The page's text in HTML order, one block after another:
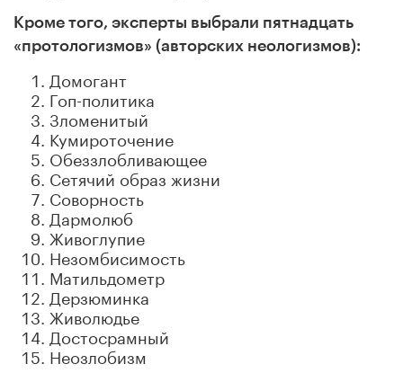
Кроме того, эксперты выбрали пятнадцать
«протологизмов» (авторских неологизмов):
Домогант
Гоп-политика
Зломенитый
Кумироточение
Обеззлобливающее
Сетячий образ жизни
Соворность
Дармолюб
Живоглупие
Незомбисимость
Матильдометр
Дерзюминка
Живолюдье
Достосрамный
Неозлобизм